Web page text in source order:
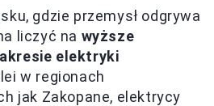
gdzie przemysł odgrywa
liczyć na wyższe
elektryki
w regionach
jak Zakopane, elektrycy